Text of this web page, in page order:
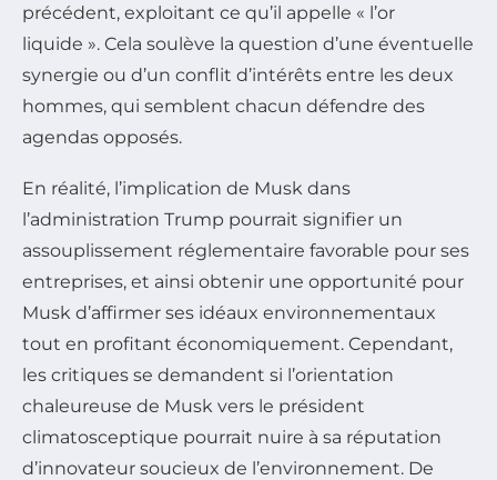
précédent, exploitant ce qu’il appelle « l’or
liquide ». Cela soulève la question d’une éventuelle
synergie ou d’un conflit d’intérêts entre les deux
hommes, qui semblent chacun défendre des
agendas opposés.
En réalité, l’implication de Musk dans
l’administration Trump pourrait signifier un
assouplissement réglementaire favorable pour ses
entreprises, et ainsi obtenir une opportunité pour
Musk d’affirmer ses idéaux environnementaux
tout en profitant économiquement. Cependant,
les critiques se demandent si l’orientation
chaleureuse de Musk vers le président
climatosceptique pourrait nuire à sa réputation
d’innovateur soucieux de l’environnement. De